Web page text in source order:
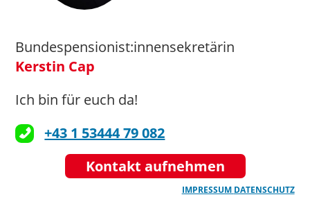
Bundespensionist:innensekretärin
Kerstin Cap
Ich bin für euch da!
+43 1 53444 79 082
Kontakt aufnehmen
IMPRESSUM DATENSCHUTZ